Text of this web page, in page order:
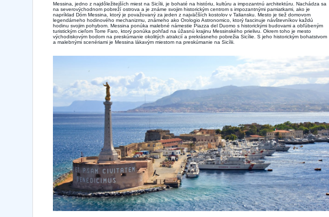
Messina, jedno z najdôležitejších miest na Sicílii, je bohaté na históriu, kultúru a impozantnú architektúru. Nachádza sa
na severovýchodnom pobreží ostrova a je známe svojim historickým centrom s impozantnými pamiatkami, ako je
napríklad Dóm Messina, ktorý je považovaný za jeden z najväčších kostolov v Taliansku. Mesto je tiež domovom
legendárneho hodinového mechanizmu, známeho ako Orologio Astronomico, ktorý fascinuje návštevníkov každú
hodinu svojim pohybom. Messina ponúka malebné námestie Piazza del Duomo s historickými budovami a obľúbeným
turistickým cieľom Torre Faro, ktorý ponúka pohľad na úžasnú krajinu Messinského prielivu. Okrem toho je mesto
východiskovým bodom na preskúmanie okolitých atrakcií a prekrásneho pobrežia Sicílie. S jeho historickým bohatstvom
a malebnými scenériami je Messina lákavým miestom na preskúmanie na Sicílii.